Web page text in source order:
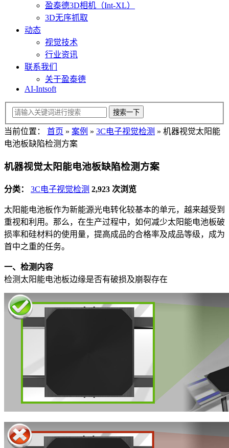
盈泰德3D相机（Int-XL）
3D无序抓取
动态
视觉技术
行业资讯
联系我们
关于盈泰德
AI-Intsoft
当前位置： 首页 » 案例 » 3C电子视觉检测 » 机器视觉太阳能
电池板缺陷检测方案
机器视觉太阳能电池板缺陷检测方案
分类： 3C电子视觉检测 2,923 次浏览
太阳能电池板作为新能源光电转化较基本的单元，越来越受到
重视和利用。那么，在生产过程中，如何减少太阳能电池板破
损率和硅材料的使用量，提高成品的合格率及成品等级，成为
首中之重的任务。
一、检测内容
检测太阳能电池板边缘是否有破损及崩裂存在